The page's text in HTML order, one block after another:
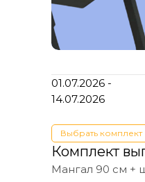
01.07.2026 -
14.07.2026
Комплект
Выбрать комплект
Мангал 90 см +